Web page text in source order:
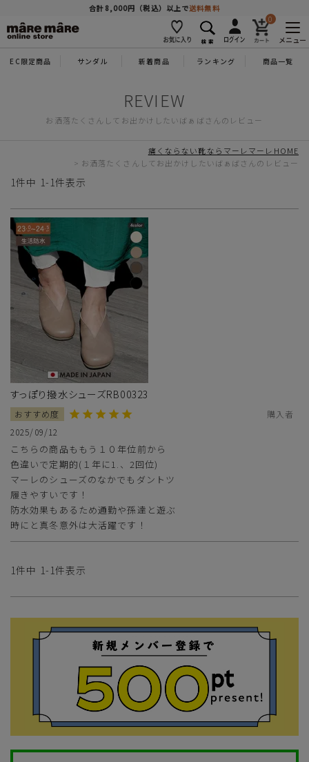
合計8,000円（税込）以上で送料無料
0
メニュー
EC限定商品 サンダル 新着商品 ランキング 商品一覧
お洒落たくさんしてお出かけしたいばぁばさんのレビュー
痛くならない靴ならマーレマーレHOME
お洒落たくさんしてお出かけしたいばぁばさんのレビュー
1件中 1- 1件表示
すっぽり撥水シューズRB00323
購入者
2025/09/12
こちらの商品ももう１０年位前から
色違いで定期的(１年に1.、2回位)
マーレのシューズのなかでもダントツ
履きやすいです！
防水効果もあるため通勤や孫達と遊ぶ
時にと真冬意外は大活躍です！
1件中 1- 1件表示
商品を探す
特徴
ブランド
カラー
サイズ
ヒールの高さ